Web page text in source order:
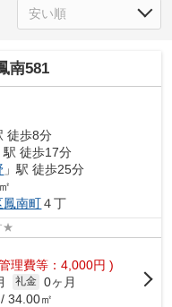
南581
徒歩8分
駅 徒歩17分
」駅 徒歩25分
鳳南町４丁
★
理費等：4,000円 )
礼金 0ヶ月
34.00㎡